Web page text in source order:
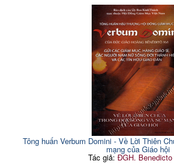
Tông huấn Verbum Domini - Về Lời Thiên
mạng của Giáo hội
Tác giả:ĐGH.